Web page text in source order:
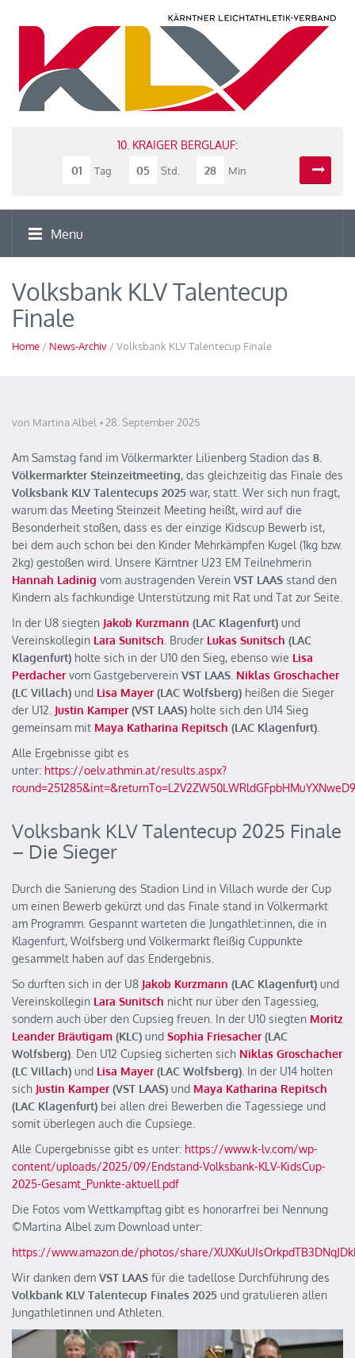
10. KRAIGER BERGLAUF:
01
Tag 05 Std. 28 Min
Menu
Volksbank KLV Talentecup
Finale
Home / News-Archiv / Volksbank KLV Talentecup Finale
von Martina Albel 28. September 2025
Am Samstag fand im Völkermarkter Lilienberg Stadion das 8.
Völkermarkter Steinzeitmeeting, das gleichzeitig das Finale des
Volksbank KLV Talentecups 2025 war, statt. Wer sich nun fragt,
warum das Meeting Steinzeit Meeting heißt, wird auf die
Besonderheit stoßen, dass es der einzige Kidscup Bewerb ist,
bei dem auch schon bei den Kinder Mehrkämpfen Kugel (1kg bzw.
2kg) gestoßen wird. Unsere Kärntner U23 EM Teilnehmerin
Hannah Ladinig vom austragenden Verein VST LAAS stand den
Kindern als fachkundige Unterstützung mit Rat und Tat zur Seite.
In der U8 siegten Jakob Kurzmann (LAC Klagenfurt) und
Vereinskollegin Lara Sunitsch . Bruder Lukas Sunitsch (LAC
Klagenfurt) holte sich in der U10 den Sieg, ebenso wie Lisa
Perdachervom Gastgeberverein VST LAAS Niklas Groschacher
(LC Villach) und Lisa Mayer(LAC Wolfsberg) heißen die Sieger
der U12. Justin Kamper(VST LAAS) holte sich den U14 Sieg
gemeinsam mit Maya Katharina Repitsch (LAC Klagenfurt)
Alle Ergebnisse gibt es
unter: https://oelv.athmin.at/results.aspx?
Volksbank KLV Talentecup 2025 Finale
– Die Sieger
Durch die Sanierung des Stadion Lind in Villach wurde der Cup
um einen Bewerb gekürzt und das Finale stand in Völkermarkt
am Programm. Gespannt warteten die Jungathlet:innen, die in
Klagenfurt, Wolfsberg und Völkermarkt fleißig Cuppunkte
gesammelt haben auf das Endergebnis.
So durften sich in der U8 Jakob Kurzmann (LAC Klagenfurt) und
Vereinskollegin Lara Sunitsch nicht nur über den Tagessieg,
sondern auch über den Cupsieg freuen. In der U10 siegten Moritz
Leander Bräutigam (KLC) und Sophia Friesacher(LAC
Wolfsberg) . Den U12 Cupsieg sicherten sich Niklas Groschacher
(LC Villach) und Lisa Mayer(LAC Wolfsberg) . In der U14 holten
sich Justin Kamper(VST LAAS) und Maya Katharina Repitsch
(LAC Klagenfurt) bei allen drei Bewerben die Tagessiege und
somit überlegen auch die Cupsiege.
Alle Cupergebnisse gibt es unter: https://www.k-lv.com/wp-
content/uploads/2025/09/Endstand-Volksbank-KLV-KidsCup-
2025-Gesamt_Punkte-aktuell.pdf
Die Fotos vom Wettkampftag gibt es honorarfrei bei Nennung
©️Martina Albel zum Download unter:
https://www.amazon.de/photos/share/
Wir danken dem VST LAAS für die tadellose Durchführung des
Volkbank KLV Talentecup Finales 2025 und gratulieren allen
Jungathletinnen und Athleten.